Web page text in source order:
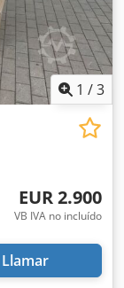
1 /3
EUR 2.900
VB IVA no incluído
Llamar